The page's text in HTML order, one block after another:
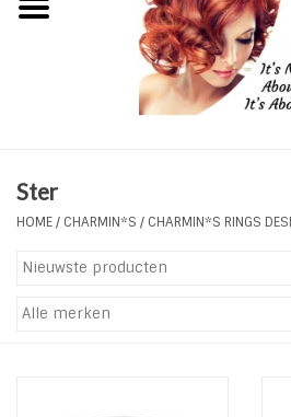
Just for Him
Plus Size Sieraden
Enkelbandjes
Tassen en meer
Ster
HOME/ CHARMIN*S / CHARMIN*S RINGS